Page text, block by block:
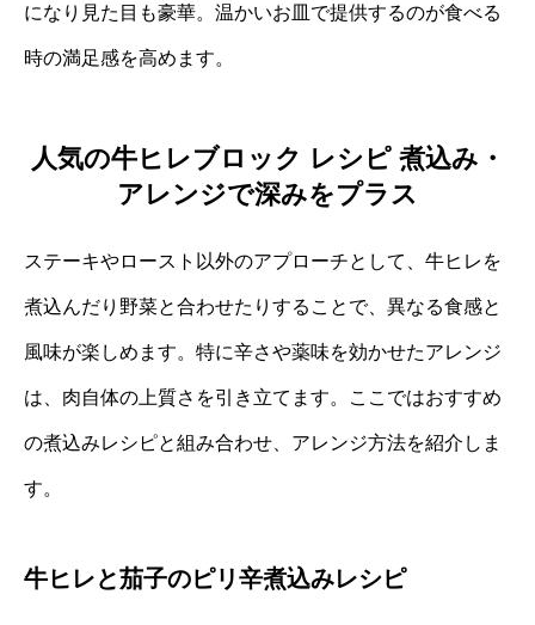
になり見た目も豪華。温かいお皿で提供するのが食べる
時の満足感を高めます。
人気の牛ヒレブロック レシピ 煮込み・
アレンジで深みをプラス
ステーキやロースト以外のアプローチとして、牛ヒレを
煮込んだり野菜と合わせたりすることで、異なる食感と
風味が楽しめます。特に辛さや薬味を効かせたアレンジ
は、肉自体の上質さを引き立てます。ここではおすすめ
の煮込みレシピと組み合わせ、アレンジ方法を紹介しま
す。
牛ヒレと茄子のピリ辛煮込みレシピ